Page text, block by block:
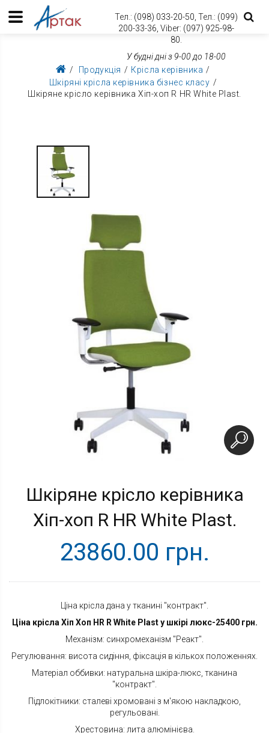
Тел.: (098) 033-20-50, Тел.: (099)
200-33-36, Viber: (097) 925-98-
80.
У будні дні з 9-00 до 18-00
Продукція
Крісла керівника
Шкіряні крісла керівника бізнес класу
Шкіряне крісло керівника Хіп-хоп R HR White Plast.
Шкіряне крісло керівника
Хіп-хоп R HR White Plast.
23860.00 грн.
Ціна крісла дана у тканині "контракт".
Ціна крісла Хіп Хоп HR R White Plast у шкірі люкс-25400 грн.
Механізм: синхромеханізм "Реакт".
Регулювання: висота сидіння, фіксація в кількох положеннях.
Матеріал оббивки: натуральна шкіра-люкс, тканина
"контракт".
Підлокітники: сталеві хромовані з м'якою накладкою,
регульовані.
Хрестовина: лита алюмінієва.